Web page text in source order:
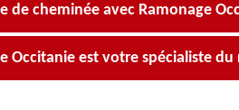
de cheminée avec Ramonage
Occitanie est votre spécialiste